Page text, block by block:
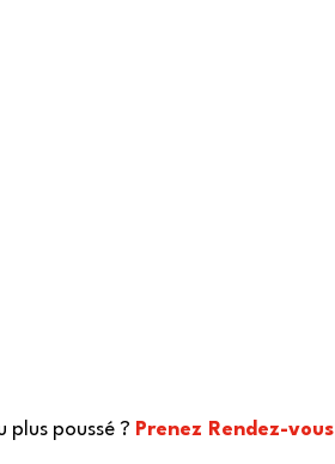
plus poussé ? Prenez Rendez-vous